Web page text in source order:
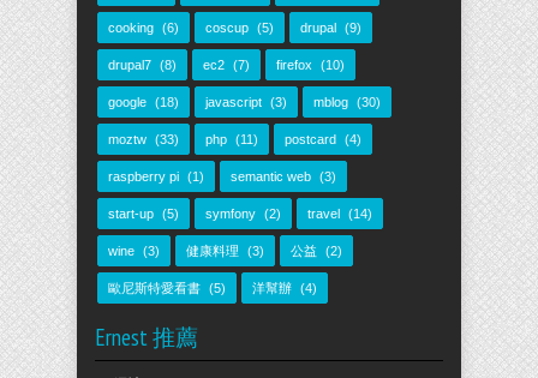
cooking (6) coscup (5) drupal (9)
drupal7 (8) ec2 (7) firefox (10)
google (18) javascript (3) mblog (30)
moztw (33) php (11) postcard (4)
raspberry pi (1) semantic web (3)
start-up (5) symfony (2) travel (14)
wine (3) 健康料理 (3) 公益 (2)
歐尼斯特愛看書 (5) 洋幫辦 (4)
Ernest 推薦